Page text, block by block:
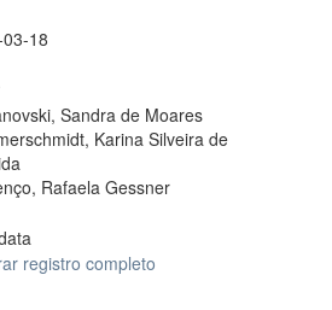
18
Sandra de Moares
Karina Silveira de
Rafaela Gessner
registro completo